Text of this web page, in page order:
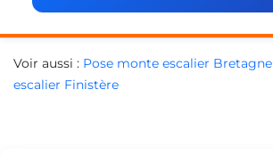
Voir aussi : Pose monte escalier Bretagne
escalier Finistère